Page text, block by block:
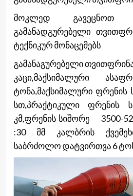
მოკლედ გავეცნოთ
გამანადგურებელი
ტექნიკურ მონაცემებს
გამანაგურებელი
კაცი,მაქსიმალური
ტონა,მაქსიმალური ფრენის
სთ,პრაქტიკული ფრენის
კმ,ფრენის სიშორე 3500-
:30 მმ კალბრის
საბრძოლო დატვირთვა 6